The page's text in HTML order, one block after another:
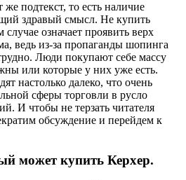
подтекст, то есть наличие
здравый смысл. Не купить
означает проявить верх
ведь из-за пропаганды шопинга
Люди покупают себе массу
или которые у них уже есть.
настолько далеко, что очень
сферы торговли в русло
И чтобы не терзать читателя
обсуждение и перейдем к
может купить Керхер.